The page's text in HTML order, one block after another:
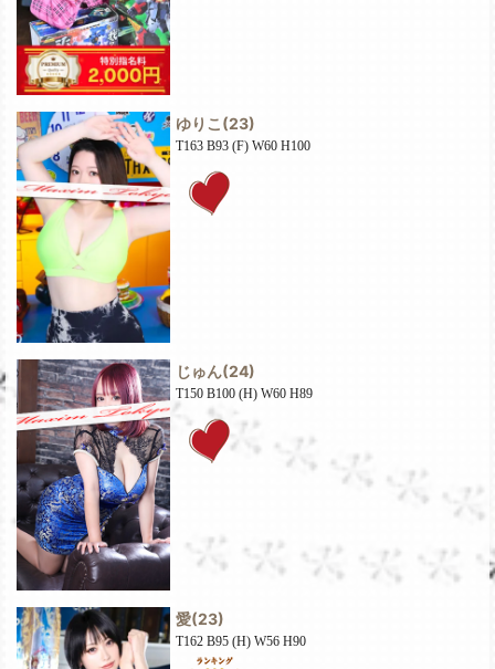
ゆりこ (23)
T163 B93 (F) W60 H100
じゅん(24)
T150 B100 (H) W60 H89
愛(23)
T162 B95 (H) W56 H90